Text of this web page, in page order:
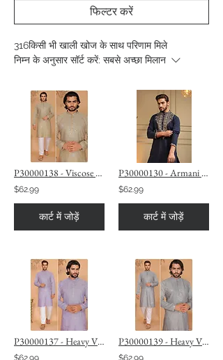
फिल्टर करें
316किसी भी खाली खोज के साथ परिणाम मिले
निम्न के अनुसार सॉर्ट करें: सबसे अच्छा मिलान
P30000138 - Viscose Silk, Olive Green Kurta & White Pajama TAANI BAANI FASHION
$62.99
कार्ट में जोड़ें
P30000130 - Armani Lachko Midnight Blue Kurta & White Pajama TAANI BAANI FASHION
$62.99
कार्ट में जोड़ें
P30000137 - Heavy Viscose Silk, Purple Kurta & White Pajama TAANI BAANI FASHION
$62.99
P30000139 - Heavy Viscose Silk, Grey Kurta & White Pajama TAANI BAANI FASHION
$62.99